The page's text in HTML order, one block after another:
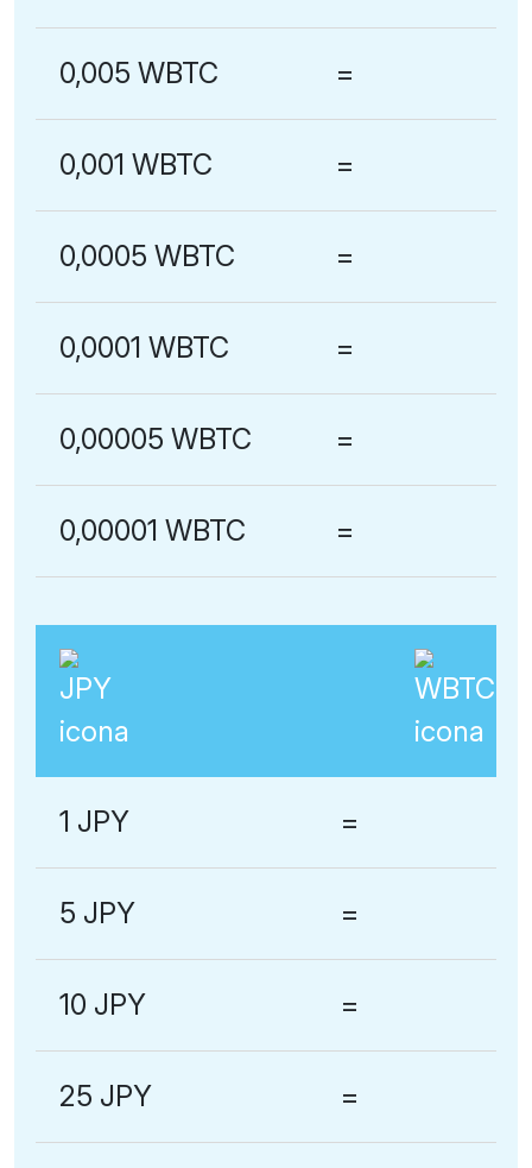
0,005 WBTC =
0,001 WBTC =
0,0005 WBTC =
0,0001 WBTC =
0,00005 WBTC =
0,00001 WBTC =
1 JPY =
5 JPY =
10 JPY =
25 JPY =